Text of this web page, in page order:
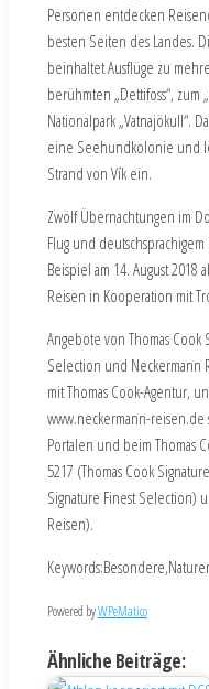
Personen entdecken
besten Seiten des Landes.
beinhaltet Ausflüge zu
berühmten „Dettifoss“, zum
Nationalpark „Vatnajökull“.
eine Seehundkolonie und
Strand von Vík ein.
Zwölf Übernachtungen im
Flug und
Beispiel am 14. August
Reisen in Kooperation mit
Angebote von Thomas Cook
Selection und Neckermann
mit Thomas Cook-Agentur,
www.neckermann-
Portalen und beim Thomas
5217 (Thomas Cook
Signature Finest Selection)
Reisen).
Powered byWPeMatico
Ähnliche Beiträge: